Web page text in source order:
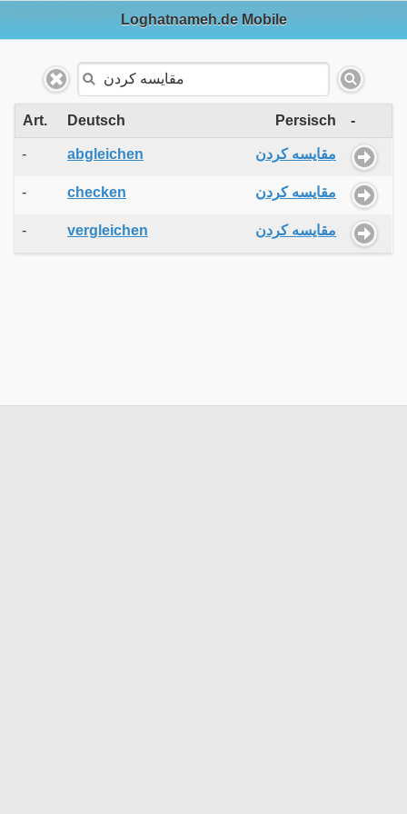
Loghatnameh.de Mobile
Art. Deutsch Persisch -
- abgleichen مقایسه کردن
- checken مقایسه کردن
- vergleichen مقایسه کردن